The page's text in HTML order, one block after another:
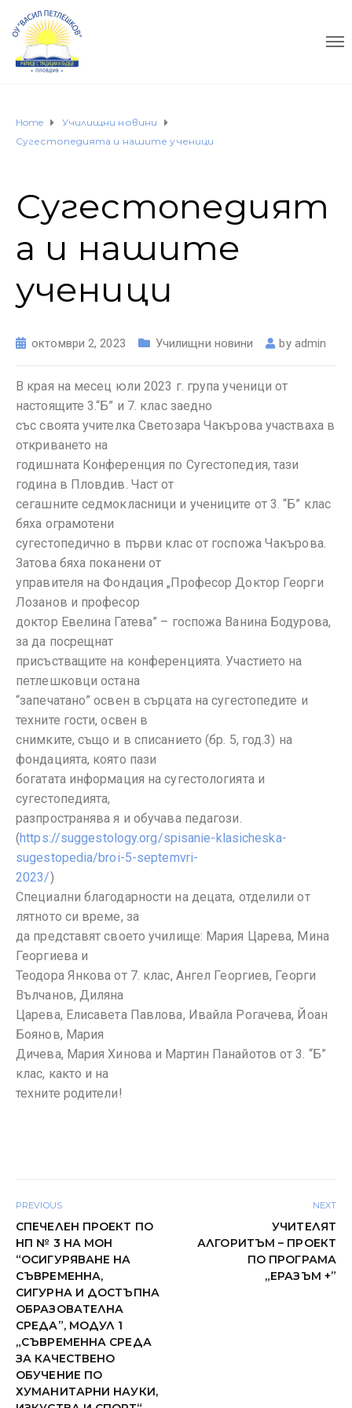
Home
Училищни новини
Сугестопедията и нашите ученици
Сугестопедият
а и нашите
ученици
октомври 2, 2023 Училищни новини by admin
В края на месец юли 2023 г. група ученици от
настоящите 3.“Б” и 7. клас заедно
със своята учителка Светозара Чакърова участваха в
откриването на
годишната Конференция по Сугестопедия, тази
година в Пловдив. Част от
сегашните седмокласници и учениците от 3. “Б” клас
бяха ограмотени
сугестопедично в първи клас от госпожа Чакърова.
Затова бяха поканени от
управителя на Фондация „Професор Доктор Георги
Лозанов и професор
доктор Евелина Гатева” – госпожа Ванина Бодурова,
за да посрещнат
присъстващите на конференцията. Участието на
петлешковци остана
“запечатано” освен в сърцата на сугестопедите и
техните гости, освен в
снимките, също и в списанието (бр. 5, год.3) на
фондацията, която пази
богатата информация на сугестологията и
сугестопедията,
разпространява я и обучава педагози.
(https://suggestology.org/spisanie-klasicheska-
sugestopedia/broi-5-septemvri-
2023/)
Специални благодарности на децата, отделили от
лятното си време, за
да представят своето училище: Мария Царева, Мина
Георгиева и
Теодора Янкова от 7. клас, Ангел Георгиев, Георги
Вълчанов, Диляна
Царева, Елисавета Павлова, Ивайла Рогачева, Йоан
Боянов, Мария
Дичева, Мария Хинова и Мартин Панайотов от 3. “Б”
клас, както и на
техните родители!
PREVIOUS
СПЕЧЕЛЕН ПРОЕКТ ПО
НП № 3 НА МОН
“ОСИГУРЯВАНЕ НА
СЪВРЕМЕННА,
СИГУРНА И ДОСТЪПНА
ОБРАЗОВАТЕЛНА
СРЕДА”, МОДУЛ 1
„СЪВРЕМЕННА СРЕДА
ЗА КАЧЕСТВЕНО
ОБУЧЕНИЕ ПО
ХУМАНИТАРНИ НАУКИ,
NEXT
УЧИТЕЛЯТ
АЛГОРИТЪМ – ПРОЕКТ
ПО ПРОГРАМА
„ЕРАЗЪМ +”